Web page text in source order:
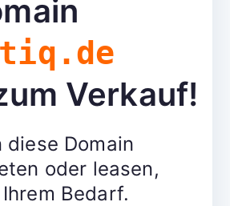
Verkauf!
diese Domain
oder leasen,
Bedarf.